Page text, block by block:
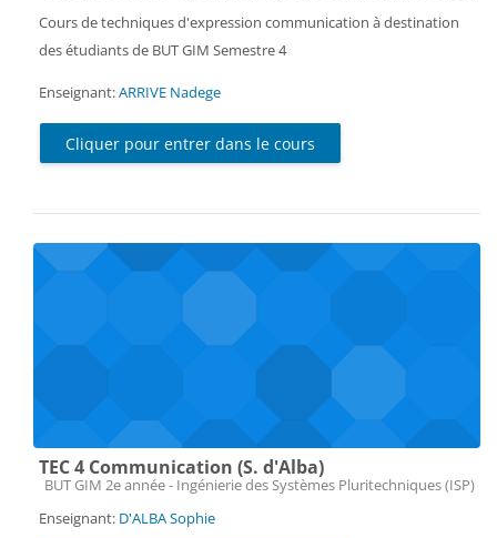
Cours de techniques d'expression communication à destination
des étudiants de BUT GIM Semestre 4
Enseignant:ARRIVE Nadege
Cliquer pour entrer dans le cours
TEC 4 Communication (S. d'Alba)
Catégorie de cours
BUT GIM 2e année - Ingénierie des Systèmes Pluritechniques (ISP)
Enseignant: D'ALBA Sophie